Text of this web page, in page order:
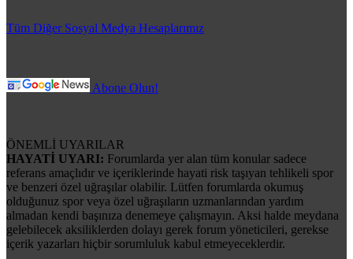
Tüm Diğer Sosyal Medya Hesaplarımız
Abone Olun!
ÖNEMLİ UYARILAR
HAYATİ UYARI: Forumlarda yer alan tüm konular sadece
referans amaçlıdır ve içeriklerinde hayati risk taşıyan tehlikeli spor
ve benzeri özel uğraşılar olabilir. Lütfen forumlarda okumuş
olduğunuz spor veya özel uğraşıların uzmanlarından yardım
almadan kendi başınıza denemeye çalışmayın. Aksi halde meydana
gelebilecek aksiliklerden dolayı gerek forum yöneticileri, gerekse
içerik yazarları hiçbir sorumluluk kabul etmeyeceklerdir.